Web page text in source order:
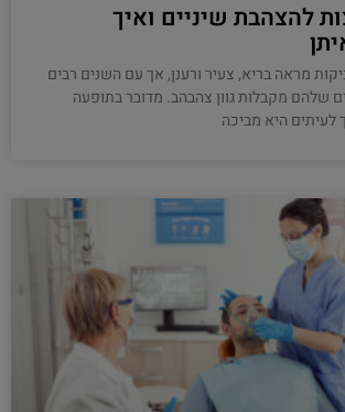
להצהבת שיניים ואיך
מראה בריא, צעיר ורענן, אך עם השנים רבים
שלהם מקבלות גוון צהבהב. מדובר בתופעה
לעיתים היא מביכה